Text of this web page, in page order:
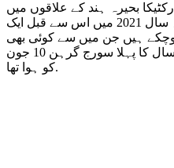
بحیرہ ہند کے علاقوں میں
بھی گرہن دیکھا جاسکے گا۔ سال 2021 میں اس سے قبل ایک
گرہن ہوچکے ہیں جن میں سے کوئی بھی
پاکستان میں دکھائی نہیں دیا۔ سال کا پہلا سورج گرہن 10 جون
کو ہوا تھا.